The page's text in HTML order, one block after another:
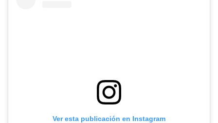
Ver esta publicación en Instagram